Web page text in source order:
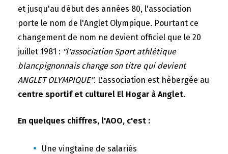
et jusqu'au début des années 80, l'association
porte le nom de l'Anglet Olympique. Pourtant ce
changement de nom ne devient officiel que le 20
juillet 1981 : "l'association Sport athlétique
blancpignonnais change son titre qui devient
ANGLET OLYMPIQUE". L'association est hébergée au
centre sportif et culturel El Hogar à Anglet.
En quelques chiffres, l'AOO, c'est :
Une vingtaine de salariés